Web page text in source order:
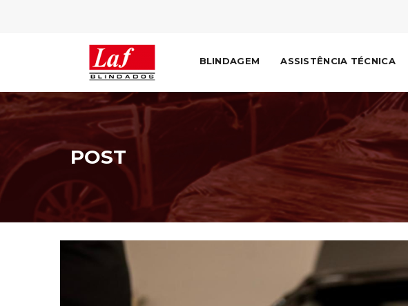
BLINDAGEM ASSISTÊNCIA TÉCNICA
POST